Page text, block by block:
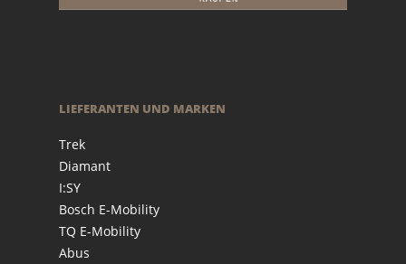
LIEFERANTEN UND MARKEN
Trek
Diamant
I:SY
Bosch E-Mobility
TQ E-Mobility
Abus